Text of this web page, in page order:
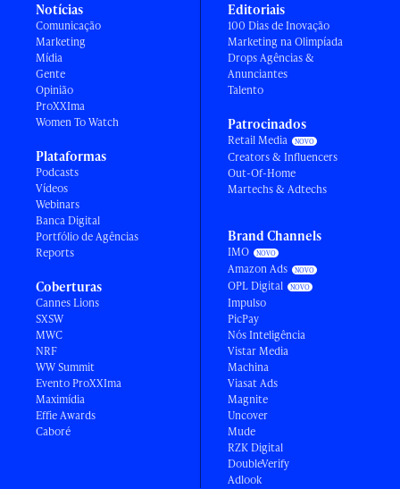
Notícias
Comunicação
Marketing
Mídia
Gente
Opinião
ProXXIma
Women To Watch
Plataformas
Podcasts
Vídeos
Webinars
Banca Digital
Portfólio de Agências
Reports
Coberturas
Cannes Lions
SXSW
MWC
NRF
WW Summit
Evento ProXXIma
Maximídia
Effie Awards
Caboré
Editoriais
100 Dias de Inovação
Marketing na Olimpíada
Drops Agências &
Anunciantes
Talento
Patrocinados
Retail Media
Creators & Influencers
Out-Of-Home
Martechs & Adtechs
Brand Channels
IMO
Amazon Ads
OPL Digital
Impulso
PicPay
Nós Inteligência
Vistar Media
Machina
Viasat Ads
Magnite
Uncover
Mude
RZK Digital
DoubleVerify
Adlook